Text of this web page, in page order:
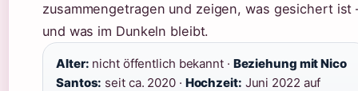
zusammengetragen und zeigen, was gesichert ist
und was im Dunkeln bleibt.
Alter: nicht öffentlich bekannt · Beziehung mit Nico
Santos: seit ca. 2020 · Hochzeit: Juni 2022 auf